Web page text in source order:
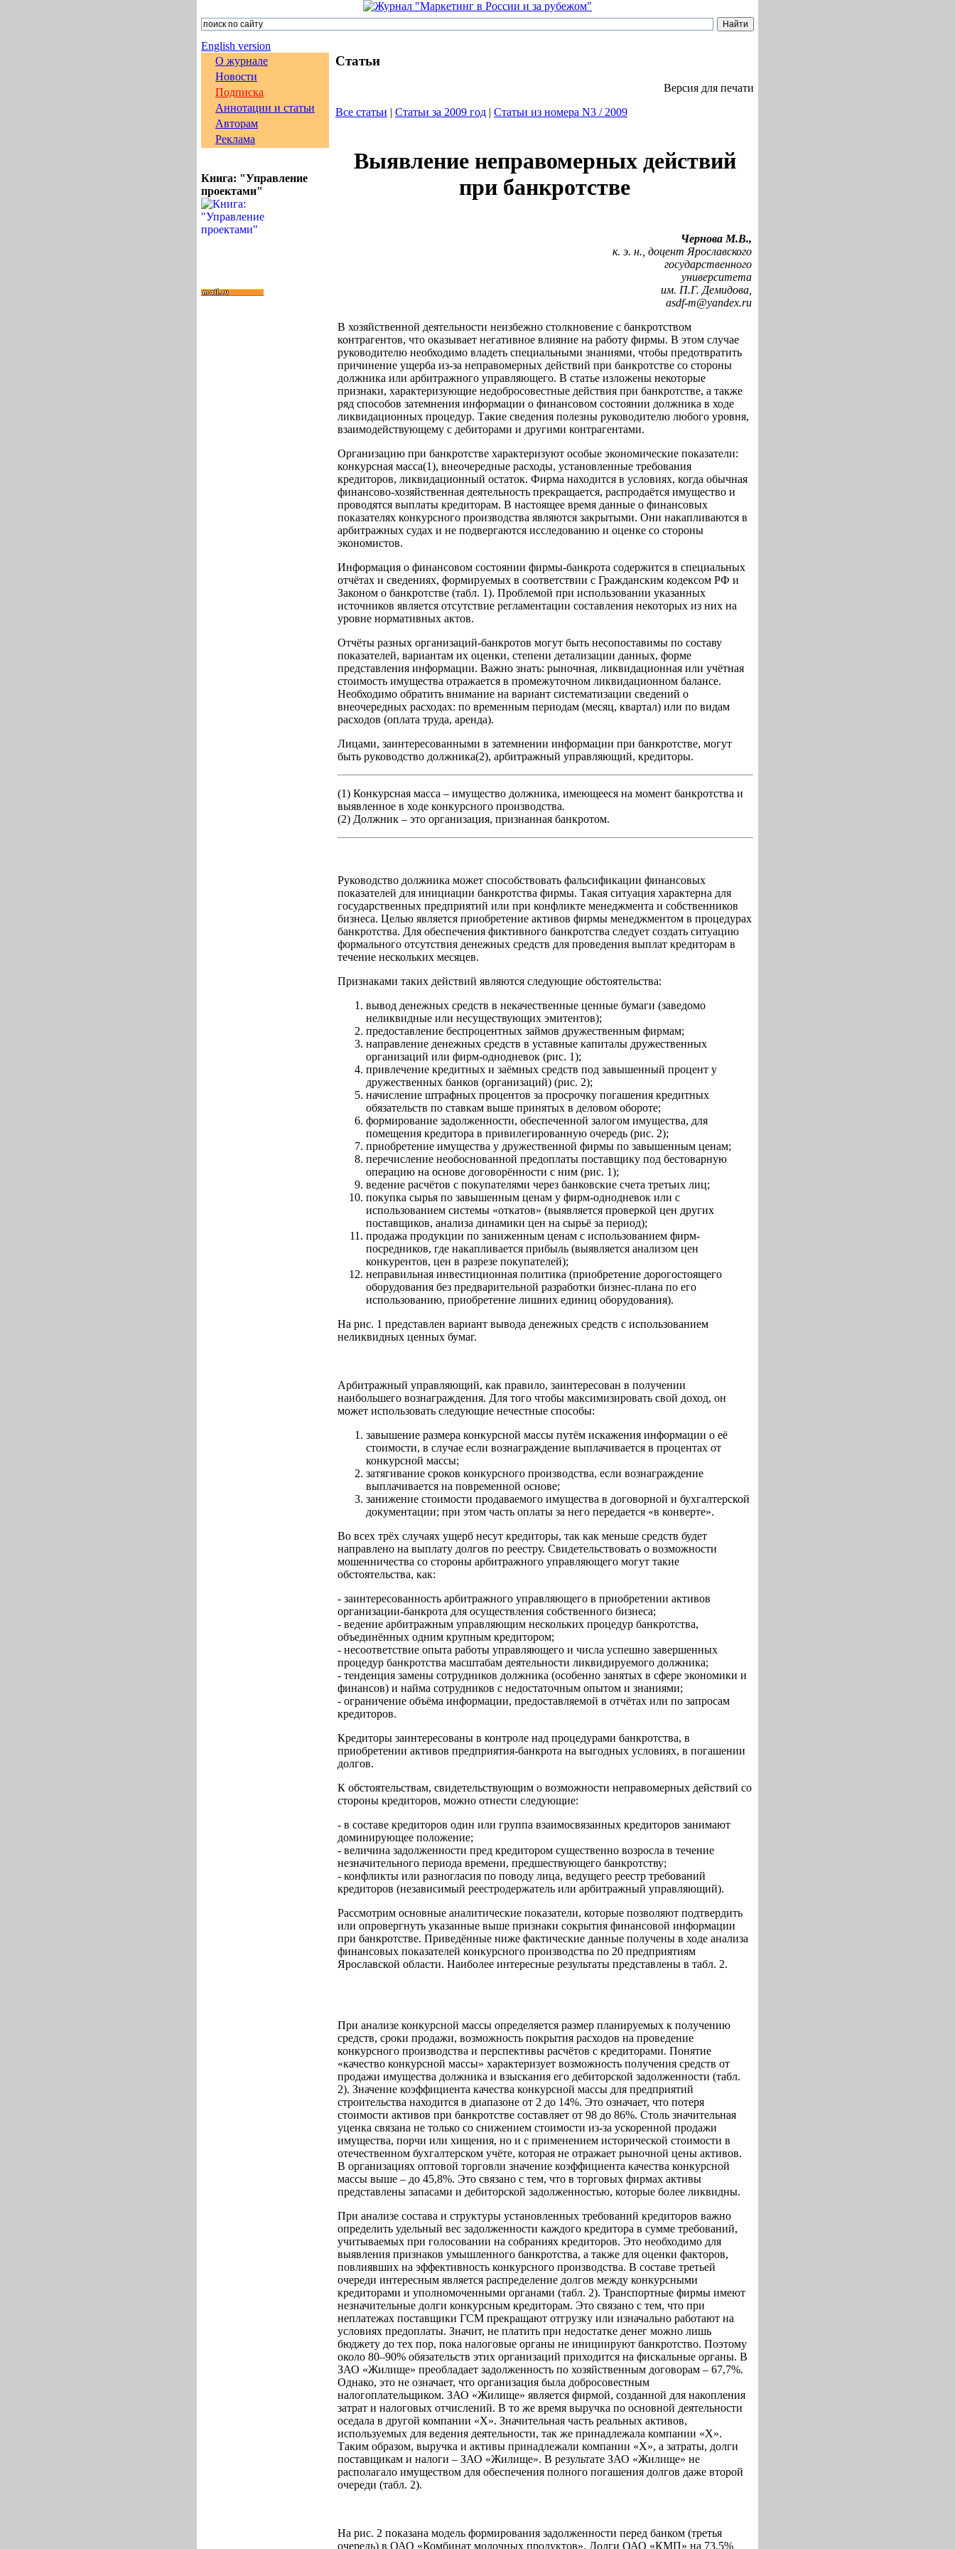
English version
О журнале
Новости
Подписка
Аннотации и статьи
Авторам
Реклама
Книга: "Управление
проектами"
Статьи
Версия для печати
Все статьи | Статьи за 2009 год | Статьи из номера N3 / 2009
Выявление неправомерных действий
при банкротстве
Чернова М.В.,
к. э. н., доцент Ярославского
государственного
университета
им. П.Г. Демидова,
asdf-m@yandex.ru
В хозяйственной деятельности неизбежно столкновение с банкротством
контрагентов, что оказывает негативное влияние на работу фирмы. В этом случае
руководителю необходимо владеть специальными знаниями, чтобы предотвратить
причинение ущерба из-за неправомерных действий при банкротстве со стороны
должника или арбитражного управляющего. В статье изложены некоторые
признаки, характеризующие недобросовестные действия при банкротстве, а также
ряд способов затемнения информации о финансовом состоянии должника в ходе
ликвидационных процедур. Такие сведения полезны руководителю любого уровня,
взаимодействующему с дебиторами и другими контрагентами.
Организацию при банкротстве характеризуют особые экономические показатели:
конкурсная масса(1), внеочередные расходы, установленные требования
кредиторов, ликвидационный остаток. Фирма находится в условиях, когда обычная
финансово-хозяйственная деятельность прекращается, распродаётся имущество и
проводятся выплаты кредиторам. В настоящее время данные о финансовых
показателях конкурсного производства являются закрытыми. Они накапливаются в
арбитражных судах и не подвергаются исследованию и оценке со стороны
экономистов.
Информация о финансовом состоянии фирмы-банкрота содержится в специальных
отчётах и сведениях, формируемых в соответствии с Гражданским кодексом РФ и
Законом о банкротстве (табл. 1). Проблемой при использовании указанных
источников является отсутствие регламентации составления некоторых из них на
уровне нормативных актов.
Отчёты разных организаций-банкротов могут быть несопоставимы по составу
показателей, вариантам их оценки, степени детализации данных, форме
представления информации. Важно знать: рыночная, ликвидационная или учётная
стоимость имущества отражается в промежуточном ликвидационном балансе.
Необходимо обратить внимание на вариант систематизации сведений о
внеочередных расходах: по временным периодам (месяц, квартал) или по видам
расходов (оплата труда, аренда).
Лицами, заинтересованными в затемнении информации при банкротстве, могут
быть руководство должника(2), арбитражный управляющий, кредиторы.
(1) Конкурсная масса – имущество должника, имеющееся на момент банкротства и
выявленное в ходе конкурсного производства.
(2) Должник – это организация, признанная банкротом.
Руководство должника может способствовать фальсификации финансовых
показателей для инициации банкротства фирмы. Такая ситуация характерна для
государственных предприятий или при конфликте менеджмента и собственников
бизнеса. Целью является приобретение активов фирмы менеджментом в процедурах
банкротства. Для обеспечения фиктивного банкротства следует создать ситуацию
формального отсутствия денежных средств для проведения выплат кредиторам в
течение нескольких месяцев.
Признаками таких действий являются следующие обстоятельства:
вывод денежных средств в некачественные ценные бумаги (заведомо
неликвидные или несуществующих эмитентов);
предоставление беспроцентных займов дружественным фирмам;
направление денежных средств в уставные капиталы дружественных
организаций или фирм-однодневок (рис. 1);
привлечение кредитных и заёмных средств под завышенный процент у
дружественных банков (организаций) (рис. 2);
начисление штрафных процентов за просрочку погашения кредитных
обязательств по ставкам выше принятых в деловом обороте;
формирование задолженности, обеспеченной залогом имущества, для
помещения кредитора в привилегированную очередь (рис. 2);
приобретение имущества у дружественной фирмы по завышенным ценам;
перечисление необоснованной предоплаты поставщику под бестоварную
операцию на основе договорённости с ним (рис. 1);
ведение расчётов с покупателями через банковские счета третьих лиц;
покупка сырья по завышенным ценам у фирм-однодневок или с
использованием системы «откатов» (выявляется проверкой цен других
поставщиков, анализа динамики цен на сырьё за период);
продажа продукции по заниженным ценам с использованием фирм-
посредников, где накапливается прибыль (выявляется анализом цен
конкурентов, цен в разрезе покупателей);
неправильная инвестиционная политика (приобретение дорогостоящего
оборудования без предварительной разработки бизнес-плана по его
использованию, приобретение лишних единиц оборудования).
На рис. 1 представлен вариант вывода денежных средств с использованием
неликвидных ценных бумаг.
Арбитражный управляющий, как правило, заинтересован в получении
наибольшего вознаграждения. Для того чтобы максимизировать свой доход, он
может использовать следующие нечестные способы:
завышение размера конкурсной массы путём искажения информации о её
стоимости, в случае если вознаграждение выплачивается в процентах от
конкурсной массы;
затягивание сроков конкурсного производства, если вознаграждение
выплачивается на повременной основе;
занижение стоимости продаваемого имущества в договорной и бухгалтерской
документации; при этом часть оплаты за него передается «в конверте».
Во всех трёх случаях ущерб несут кредиторы, так как меньше средств будет
направлено на выплату долгов по реестру. Свидетельствовать о возможности
мошенничества со стороны арбитражного управляющего могут такие
обстоятельства, как:
- заинтересованность арбитражного управляющего в приобретении активов
организации-банкрота для осуществления собственного бизнеса;
- ведение арбитражным управляющим нескольких процедур банкротства,
объединённых одним крупным кредитором;
- несоответствие опыта работы управляющего и числа успешно завершенных
процедур банкротства масштабам деятельности ликвидируемого должника;
- тенденция замены сотрудников должника (особенно занятых в сфере экономики и
финансов) и найма сотрудников с недостаточным опытом и знаниями;
- ограничение объёма информации, предоставляемой в отчётах или по запросам
кредиторов.
Кредиторы заинтересованы в контроле над процедурами банкротства, в
приобретении активов предприятия-банкрота на выгодных условиях, в погашении
долгов.
К обстоятельствам, свидетельствующим о возможности неправомерных действий со
стороны кредиторов, можно отнести следующие:
- в составе кредиторов один или группа взаимосвязанных кредиторов занимают
доминирующее положение;
- величина задолженности пред кредитором существенно возросла в течение
незначительного периода времени, предшествующего банкротству;
- конфликты или разногласия по поводу лица, ведущего реестр требований
кредиторов (независимый реестродержатель или арбитражный управляющий).
Рассмотрим основные аналитические показатели, которые позволяют подтвердить
или опровергнуть указанные выше признаки сокрытия финансовой информации
при банкротстве. Приведённые ниже фактические данные получены в ходе анализа
финансовых показателей конкурсного производства по 20 предприятиям
Ярославской области. Наиболее интересные результаты представлены в табл. 2.
При анализе конкурсной массы определяется размер планируемых к получению
средств, сроки продажи, возможность покрытия расходов на проведение
конкурсного производства и перспективы расчётов с кредиторами. Понятие
«качество конкурсной массы» характеризует возможность получения средств от
продажи имущества должника и взыскания его дебиторской задолженности (табл.
2). Значение коэффициента качества конкурсной массы для предприятий
строительства находится в диапазоне от 2 до 14%. Это означает, что потеря
стоимости активов при банкротстве составляет от 98 до 86%. Столь значительная
уценка связана не только со снижением стоимости из-за ускоренной продажи
имущества, порчи или хищения, но и с применением исторической стоимости в
отечественном бухгалтерском учёте, которая не отражает рыночной цены активов.
В организациях оптовой торговли значение коэффициента качества конкурсной
массы выше – до 45,8%. Это связано с тем, что в торговых фирмах активы
представлены запасами и дебиторской задолженностью, которые более ликвидны.
При анализе состава и структуры установленных требований кредиторов важно
определить удельный вес задолженности каждого кредитора в сумме требований,
учитываемых при голосовании на собраниях кредиторов. Это необходимо для
выявления признаков умышленного банкротства, а также для оценки факторов,
повлиявших на эффективность конкурсного производства. В составе третьей
очереди интересным является распределение долгов между конкурсными
кредиторами и уполномоченными органами (табл. 2). Транспортные фирмы имеют
незначительные долги конкурсным кредиторам. Это связано с тем, что при
неплатежах поставщики ГСМ прекращают отгрузку или изначально работают на
условиях предоплаты. Значит, не платить при недостатке денег можно лишь
бюджету до тех пор, пока налоговые органы не инициируют банкротство. Поэтому
около 80–90% обязательств этих организаций приходится на фискальные органы. В
ЗАО «Жилище» преобладает задолженность по хозяйственным договорам – 67,7%.
Однако, это не означает, что организация была добросовестным
налогоплательщиком. ЗАО «Жилище» является фирмой, созданной для накопления
затрат и налоговых отчислений. В то же время выручка по основной деятельности
оседала в другой компании «Х». Значительная часть реальных активов,
используемых для ведения деятельности, так же принадлежала компании «Х».
Таким образом, выручка и активы принадлежали компании «Х», а затраты, долги
поставщикам и налоги – ЗАО «Жилище». В результате ЗАО «Жилище» не
располагало имуществом для обеспечения полного погашения долгов даже второй
очереди (табл. 2).
На рис. 2 показана модель формирования задолженности перед банком (третья
очередь) в ОАО «Комбинат молочных продуктов». Долги ОАО «КМП» на 73,5%